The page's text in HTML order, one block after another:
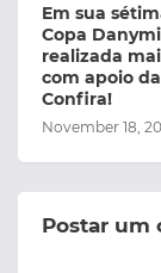
Em sua
Copa
realizada
com apoio
Confira!
November 18,
Postar um